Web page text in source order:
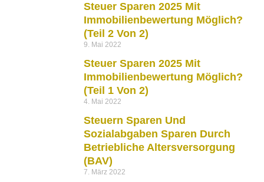
Steuer Sparen 2025 Mit
Immobilienbewertung Möglich?
(Teil 2 Von 2)
9. Mai 2022
Steuer Sparen 2025 Mit
Immobilienbewertung Möglich?
(Teil 1 Von 2)
4. Mai 2022
Steuern Sparen Und
Sozialabgaben Sparen Durch
Betriebliche Altersversorgung
(bAV)
7. März 2022